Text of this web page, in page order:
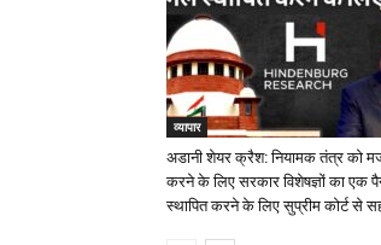
व्यापार
अडानी शेयर क्रैश: नियामक तंत्र को
करने के लिए सरकार विशेषज्ञों का एक
स्थापित करने के लिए सुप्रीम कोर्ट से